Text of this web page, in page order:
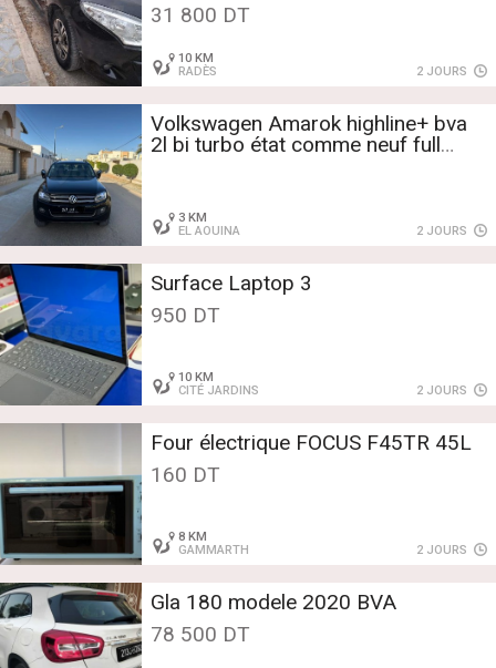
31 800 DT
10 KM
RADÈS
2 JOURS
Volkswagen Amarok highline+ bva
2l bi turbo état comme neuf full
3 KM
EL AOUINA
2 JOURS
Surface Laptop 3
950 DT
10 KM
CITÉ JARDINS
2 JOURS
Four électrique FOCUS F45TR 45L
160 DT
8 KM
GAMMARTH
2 JOURS
Gla 180 modele 2020 BVA
78 500 DT